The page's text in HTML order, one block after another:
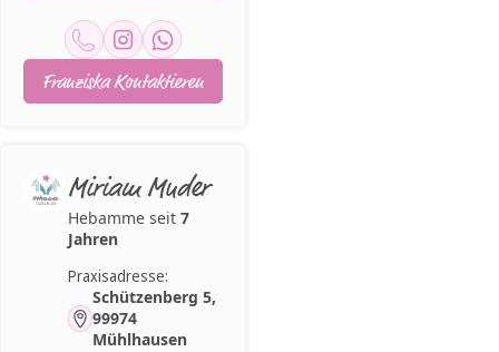
Franziska Kontaktieren
Miriam Muder
Hebamme seit 7
Jahren
Praxisadresse:
Schützenberg 5,
99974
Mühlhausen